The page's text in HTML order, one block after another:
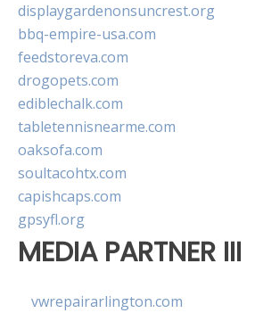
displaygardenonsuncrest.org
bbq-empire-usa.com
feedstoreva.com
drogopets.com
ediblechalk.com
tabletennisnearme.com
oaksofa.com
soultacohtx.com
capishcaps.com
gpsyfl.org
MEDIA PARTNER III
vwrepairarlington.com